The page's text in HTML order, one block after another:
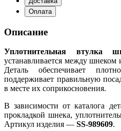
Оплата
Описание
Уплотнительная втулка
устанавливается между
Деталь обеспечивает
поддерживает правильную
в месте их соприкосновения.
В зависимости от каталога
прокладкой шнека,
Артикул изделия — SS-989609.